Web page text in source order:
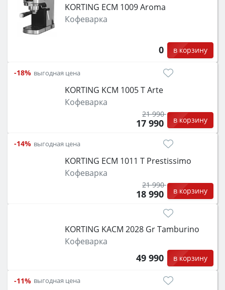
KORTING ECM 1009 Aroma
Кофеварка
0 в корзину
-18% выгодная цена
KORTING KCM 1005 T Arte
Кофеварка
21 990
17 990 в корзину
-14% выгодная цена
KORTING ECM 1011 T Prestissimo
Кофеварка
21 990
18 990 в корзину
KORTING KACM 2028 Gr Tamburino
Кофеварка
49 990 в корзину
-11% выгодная цена